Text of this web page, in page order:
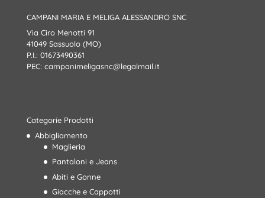
CAMPANI MARIA E MELIGA ALESSANDRO SNC
Via Ciro Menotti 91
41049 Sassuolo (MO)
P.I.: 01673490361
PEC: campanimeligasnc@legalmail.it
Categorie Prodotti
Abbigliamento
Maglieria
Pantaloni e Jeans
Abiti e Gonne
Giacche e Cappotti